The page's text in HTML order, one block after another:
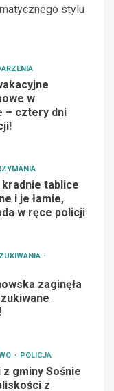
stylu
w
– cztery dni
kradnie tablice
i je łamie,
w ręce policji
zaginęła
POLICJA
z gminy Sośnie
z